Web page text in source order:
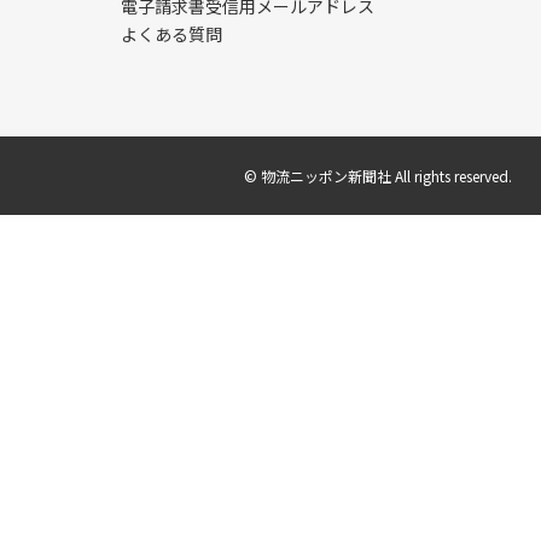
電子請求書受信用メールアドレス
よくある質問
© 物流ニッポン新聞社 All rights reserved.